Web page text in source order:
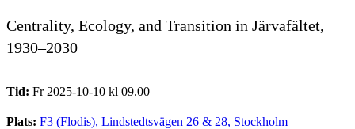
Centrality, Ecology, and Transition in Järvafältet,
1930–2030
Tid: Fr 2025-10-10 kl 09.00
Plats: F3 (Flodis), Lindstedtsvägen 26 & 28, Stockholm